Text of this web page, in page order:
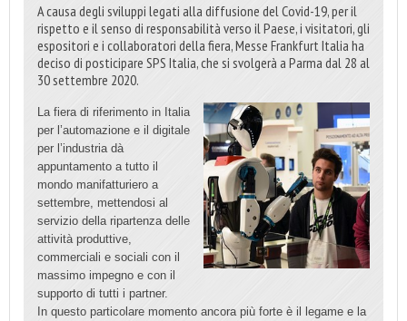
A causa degli sviluppi legati alla diffusione del Covid-19, per il
rispetto e il senso di responsabilità verso il Paese, i visitatori, gli
espositori e i collaboratori della fiera, Messe Frankfurt Italia ha
deciso di posticipare SPS Italia, che si svolgerà a Parma dal 28 al
30 settembre 2020.
La fiera di riferimento in Italia
per l’automazione e il digitale
per l’industria dà
appuntamento a tutto il
mondo manifatturiero a
settembre, mettendosi al
servizio della ripartenza delle
attività produttive,
commerciali e sociali con il
massimo impegno e con il
supporto di tutti i partner.
In questo particolare momento ancora più forte è il legame e la